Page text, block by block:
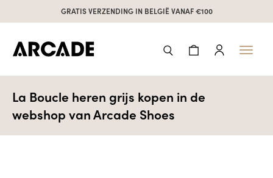
GRATIS VERZENDING IN BELGIË VANAF €100
Toggle
La Boucle heren grijs kopen in de
webshop van Arcade Shoes